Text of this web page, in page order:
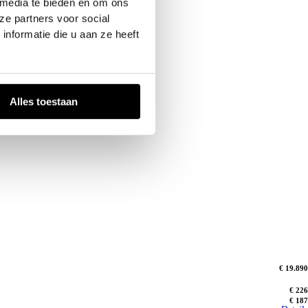
te bieden en om ons
partners voor social
die u aan ze heeft
Alles toestaan
€ 19.890
€ 226
€ 187